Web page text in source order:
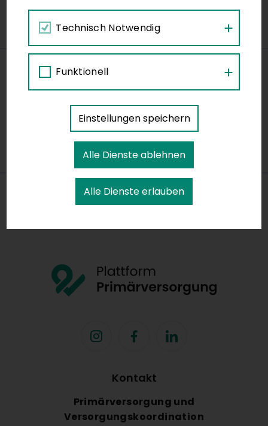
Kollektivverträge
Wichtige Downloads & Vorlagen zum
Thema "Rechtliches"
Kontakt
Primärversorgung und
Versorgungskoordination
Technisch Notwendig
Funktionell
Einstellungen speichern
Alle Dienste ablehnen
Alle Dienste erlauben